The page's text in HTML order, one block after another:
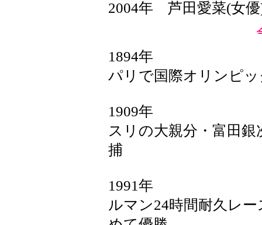
2004年 芦田愛菜(
1894年
パリで国際オリンピ
1909年
スリの大親分・富田
捕
1991年
ルマン24時間耐久レ